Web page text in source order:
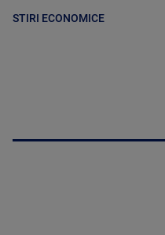
STIRI ECONOMICE